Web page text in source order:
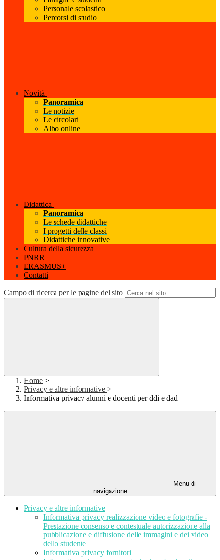
Personale scolastico
Percorsi di studio
Novità
Panoramica
Le notizie
Le circolari
Albo online
Didattica
Panoramica
Le schede didattiche
I progetti delle classi
Didattiche innovative
Cultura della sicurezza
PNRR
ERASMUS+
Contatti
Campo di ricerca per le pagine del sito
Home >
Privacy e altre informative >
Informativa privacy alunni e docenti per ddi e dad
Menu di
navigazione
Privacy e altre informative
Informativa privacy realizzazione video e fotografie -
Prestazione consenso e contestuale autorizzazione alla
pubblicazione e diffusione delle immagini e dei video
dello studente
Informativa privacy fornitori